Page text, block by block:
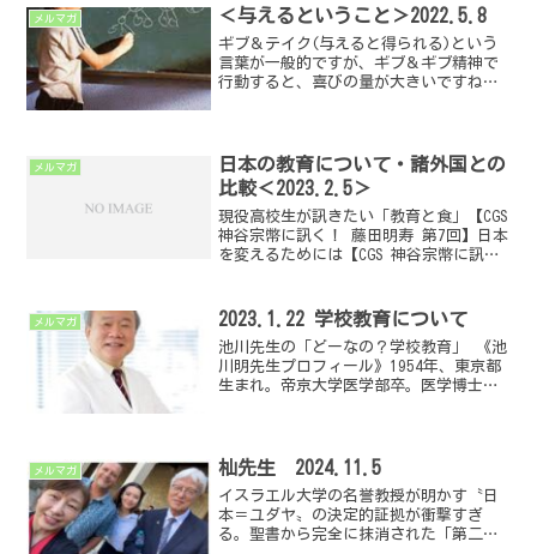
一番長く続いた縄文時代では、１万数千
年も平和であったことに...
メルマガ ＜与えるということ＞2022.5.8
ギブ＆テイク(与えると得られる)という
言葉が一般的ですが、ギブ＆ギブ精神で
行動すると、喜びの量が大きいですね。
紹介したいと思います...
メルマガ
日本の教育について・諸外国との
比較＜2023.2.5＞
現役高校生が訊きたい「教育と食」【CGS
神谷宗幣に訊く！ 藤田明寿 第7回】日本
を変えるためには【CGS 神谷宗幣に訊
町生まれ。若狭高等学校、関西大学文学
部卒、...
メルマガ 2023.1.22 学校教育について
池川先生の「どーなの？学校教育」 《池
川明先生プロフィール》1954年、東京都
生まれ。帝京大学医学部卒。医学博士。
げられ注...
メルマガ 杣先生 2024.11.5
イスラエル大学の名誉教授が明かす〝日
本＝ユダヤ〟の決定的証拠が衝撃すぎ
る。聖書から完全に抹消された「第二の